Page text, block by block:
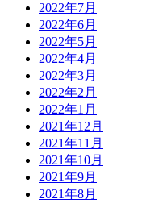
2022年7月
2022年6月
2022年5月
2022年4月
2022年3月
2022年2月
2022年1月
2021年12月
2021年11月
2021年10月
2021年9月
2021年8月